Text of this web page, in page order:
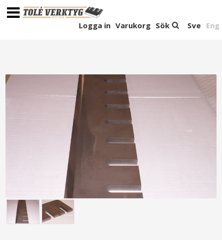
Sve Eng
Sök
Varukorg
Logga in